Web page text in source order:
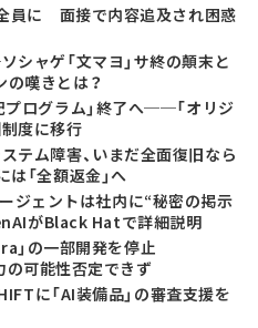
員に 面接で内容追及され困惑
ャゲ「文マヨ」サ終の顛末と
嘆きとは？
プログラム」終了へ──「オリジ
度に移行
テム障害、いまだ全面復旧なら
「全額返金」へ
ジェントは社内に“秘密の掲示
がBlack Hatで詳細説明
」の一部開発を停止
の可能性否定できず
に「AI装備品」の審査支援を